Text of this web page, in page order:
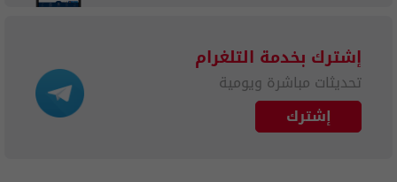
إشترك بخدمة التلغرام
تحديثات مباشرة ويومية
إشترك